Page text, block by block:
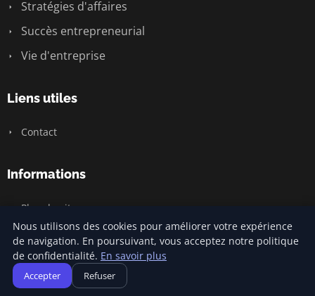
Stratégies d'affaires
Succès entrepreneurial
Vie d'entreprise
Liens utiles
Contact
Informations
Plan du site
© 2026 Jamm Saintlouis. Tous droits réservés.
Nous utilisons des cookies pour améliorer votre expérience
de navigation. En poursuivant, vous acceptez notre politique
de confidentialité. En savoir plus
Accepter Refuser